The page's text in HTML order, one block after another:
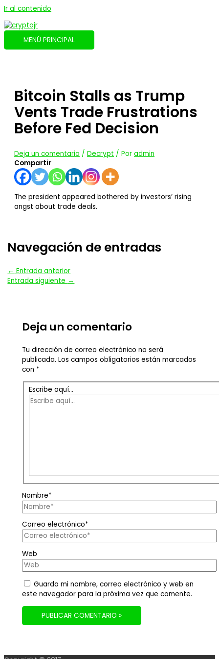
Ir al contenido
MENÚ PRINCIPAL
Bitcoin Stalls as Trump
Vents Trade Frustrations
Before Fed Decision
Deja un comentario /Decrypt / Poradmin
Compartir
The president appeared bothered by investors’ rising
angst about trade deals.
Navegación de entradas
← Entrada anterior
Entrada siguiente →
Deja un comentario
Tu dirección de correo electrónico no será
publicada. Los campos obligatorios están marcados
con *
Escribe aquí...
Nombre*
Correo electrónico*
Web
Guarda mi nombre, correo electrónico y web en
este navegador para la próxima vez que comente.